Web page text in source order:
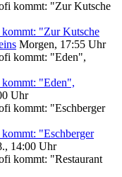
"Zur Kutsche
Morgen, 17:55 Uhr
"Eden",
Uhr
"Eschberger
14:00 Uhr